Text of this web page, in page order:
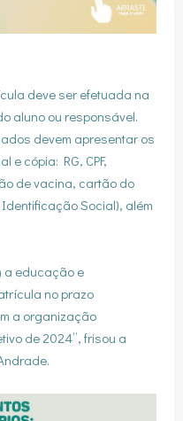
deve ser efetuada na
aluno ou responsável.
devem apresentar os
e cópia: RG, CPF,
de vacina, cartão do
Social), além
a educação e
no prazo
a organização
de 2024”, frisou a